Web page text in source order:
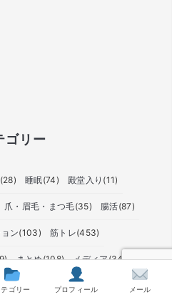
ゴリー
(28) 睡眠(74) 殿堂入り (11)
爪・眉毛・まつ毛(35) 腸活(87)
ン(103) 筋トレ(453)
まとめ(108) メディア(34)
メンズコスメ (81)
テゴリー プロフィール メール